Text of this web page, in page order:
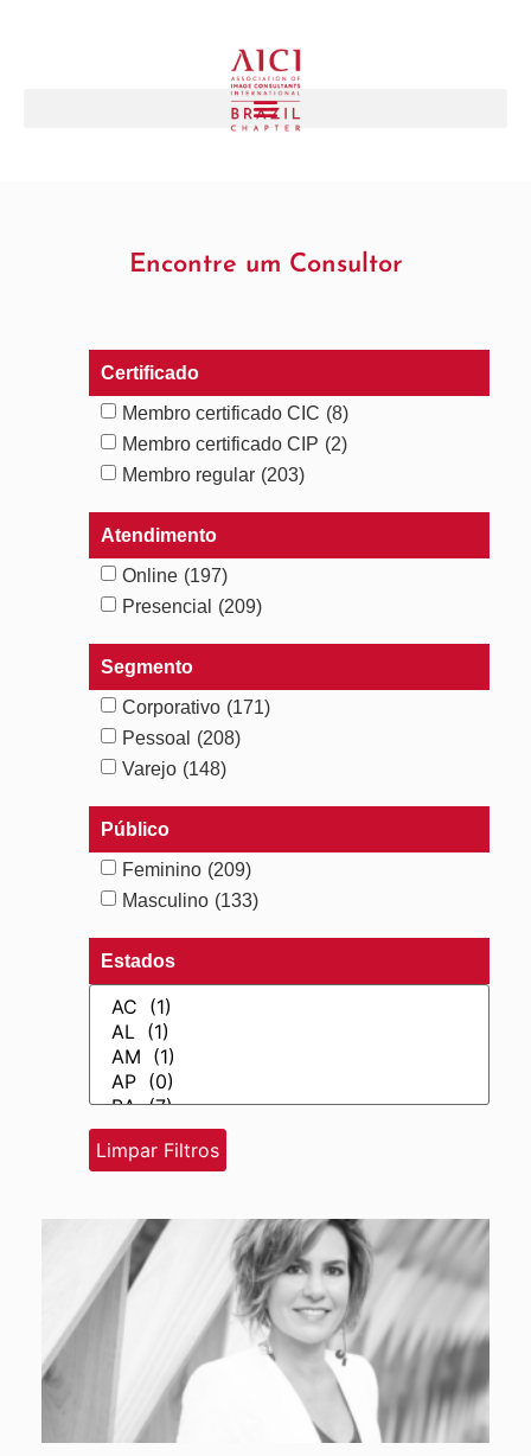
Encontre um Consultor
Certificado
Membro certificado CIC (8)
Membro certificado CIP (2)
Membro regular (203)
Atendimento
Online (197)
Presencial
(209)
Segmento
Corporativo (171)
Pessoal
(208)
Varejo (148)
Público
Feminino (209)
Masculino (133)
Estados